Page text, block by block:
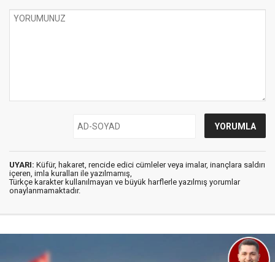
UYARI: Küfür, hakaret, rencide edici cümleler veya imalar, inançlara saldırı
içeren, imla kuralları ile yazılmamış,
Türkçe karakter kullanılmayan ve büyük harflerle yazılmış yorumlar
onaylanmamaktadır.